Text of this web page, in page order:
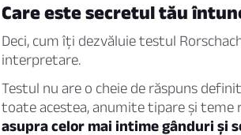
Care este secretul tău
Deci, cum îți dezvăluie testul
interpretare.
Testul nu are o cheie de răspuns
toate acestea, anumite tipare și
asupra celor mai intime gânduri și